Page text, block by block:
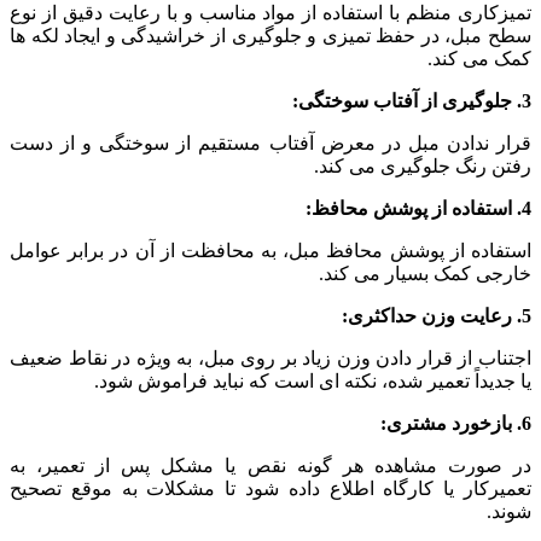
تمیزکاری منظم با استفاده از مواد مناسب و با رعایت دقیق از نوع
سطح مبل، در حفظ تمیزی و جلوگیری از خراشیدگی و ایجاد لکه‌ ها
کمک می ‌کند.
3. جلوگیری از آفتاب ‌سوختگی:
قرار ندادن مبل در معرض آفتاب مستقیم از سوختگی و از دست
رفتن رنگ جلوگیری می‌ کند.
4. استفاده از پوشش محافظ:
استفاده از پوشش محافظ مبل، به محافظت از آن در برابر عوامل
خارجی کمک بسیار می کند.
5. رعایت وزن حداکثری:
اجتناب از قرار دادن وزن زیاد بر روی مبل، به ویژه در نقاط ضعیف
یا جدیداً تعمیر شده، نکته ای است که نباید فراموش شود.
6. بازخورد مشتری:
در صورت مشاهده هر گونه نقص یا مشکل پس از تعمیر، به
تعمیرکار یا کارگاه اطلاع داده شود تا مشکلات به موقع تصحیح
شوند.